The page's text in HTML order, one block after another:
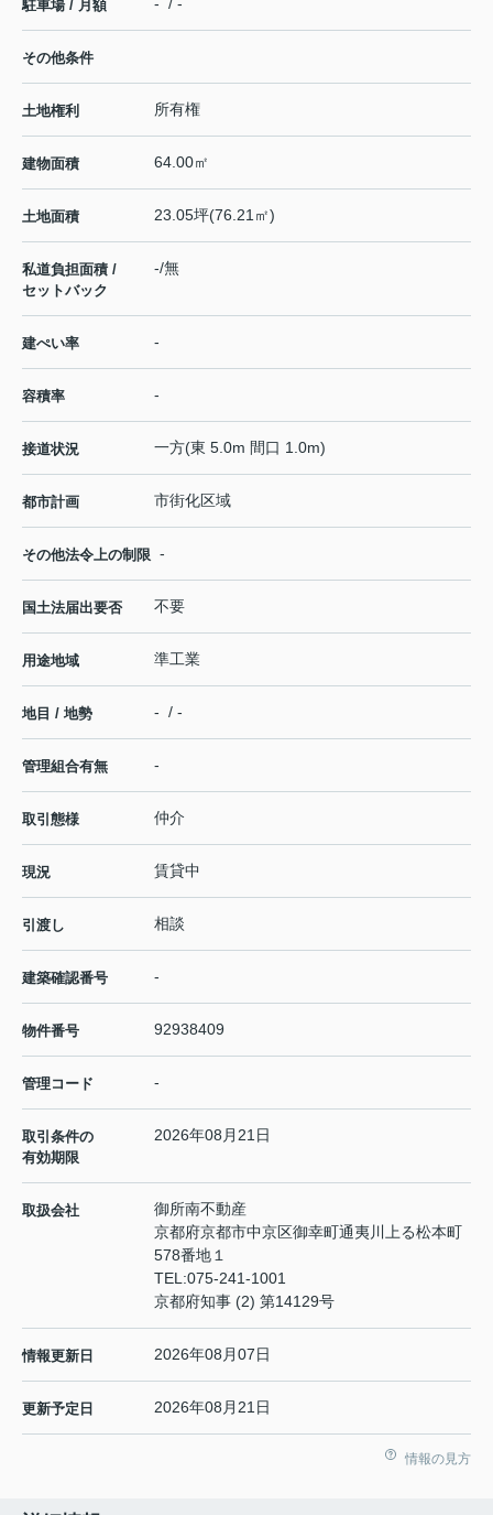
駐車場 / 月額
その他条件
土地権利 所有権
建物面積 64.00㎡
土地面積 23.05坪(76.21㎡)
私道負担面積 /
セットバック
-/無
建ぺい率 -
容積率 -
接道状況 一方(東 5.0m 間口 1.0m)
都市計画 市街化区域
その他法令上の制限 -
国土法届出要否 不要
用途地域 準工業
地目 / 地勢 - / -
管理組合有無 -
取引態様 仲介
現況 賃貸中
引渡し 相談
建築確認番号 -
物件番号 92938409
管理コード -
取引条件の
有効期限
2026年08月21日
取扱会社
御所南不動産
京都府京都市中京区御幸町通夷川上る松本町
578番地１
TEL:075-241-1001
京都府知事 (2) 第14129号
情報更新日 2026年08月07日
更新予定日 2026年08月21日
情報の見方